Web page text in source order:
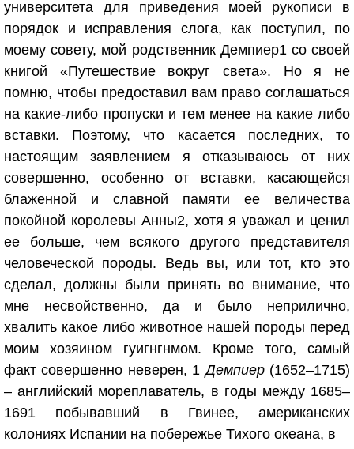
университета для приведения моей рукописи в
порядок и исправления слога, как поступил, по
моему совету, мой родственник Демпиер1 со своей
книгой «Путешествие вокруг света». Но я не
помню, чтобы предоставил вам право соглашаться
на какие-либо пропуски и тем менее на какие либо
вставки. Поэтому, что касается последних, то
настоящим заявлением я отказываюсь от них
совершенно, особенно от вставки, касающейся
блаженной и славной памяти ее величества
покойной королевы Анны2, хотя я уважал и ценил
ее больше, чем всякого другого представителя
человеческой породы. Ведь вы, или тот, кто это
сделал, должны были принять во внимание, что
мне несвойственно, да и было неприлично,
хвалить какое либо животное нашей породы перед
моим хозяином гуигнгнмом. Кроме того, самый
факт совершенно неверен, 1Демпиер(1652–1715)
– английский мореплаватель, в годы между 1685–
1691 побывавший в Гвинее, американских
колониях Испании на побережье Тихого океана, в